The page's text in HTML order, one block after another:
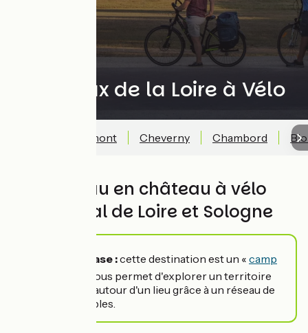
Châteaux de la Loire à Vélo
Chaumont Cheverny Chambord
De château en château à vélo
entre le Val de Loire et Sologne
⛺ Camp de base :cette destination est un « camp
» qui vous permet d'explorer un territoire
en rayonnant autour d'un lieu grâce à un réseau de
boucles cyclables.